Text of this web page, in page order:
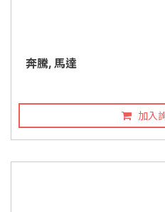
奔騰, 馬達
加入